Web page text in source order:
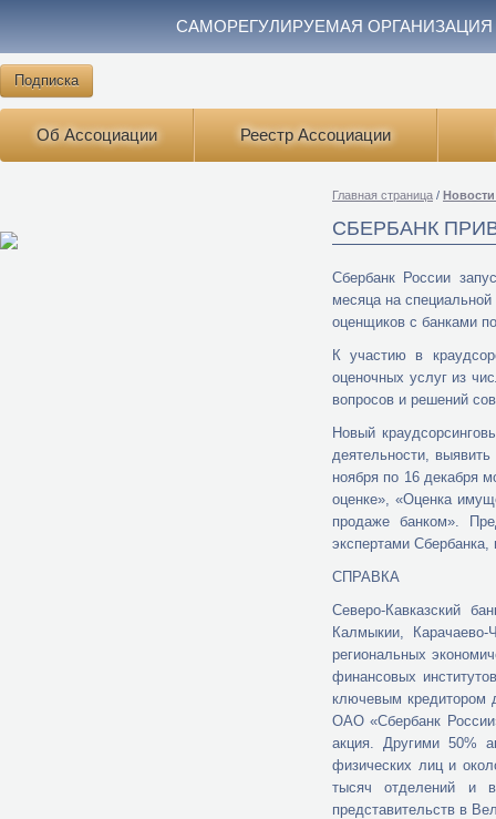
САМОРЕГУЛИРУЕМАЯ
Подписка
Об Ассоциации Реестр Ассоциации
Главная страница /
СБЕРБАНК
Сбербанк России
месяца на
оценщиков с банками
К участию в
оценочных услуг из
вопросов и решений
Новый
деятельности,
ноября по 16 декабря
оценке», «Оценка
продаже банком».
экспертами
СПРАВКА
Северо-Кавказский
Калмыкии,
региональных
финансовых
ключевым кредитором
ОАО «Сбербанк
акция. Другими 50%
физических лиц и
тысяч отделений и
представительств в